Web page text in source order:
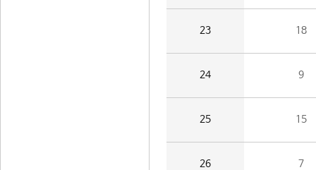
23 18
24 9
25 15
26 7